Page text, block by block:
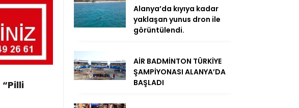
“Pilli
Alanya’da kıyıya kadar
yaklaşan yunus dron ile
görüntülendi.
AİR BADMİNTON TÜRKİYE
ŞAMPİYONASI ALANYA’DA
BAŞLADI